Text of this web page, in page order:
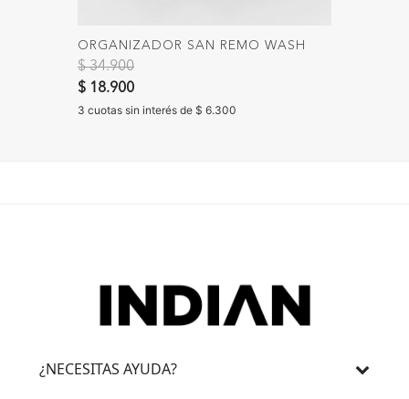
ORGANIZADOR SAN REMO WASH
Precio reducido de
$ 34.900a
$ 18.900
3 cuotas sin interés de $ 6.300
¿NECESITAS AYUDA?